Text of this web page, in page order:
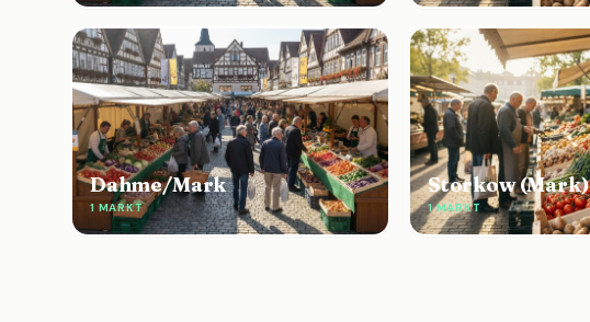
Dahme/Mark
1 MARKT
Storkow (Mark)
1 MARKT